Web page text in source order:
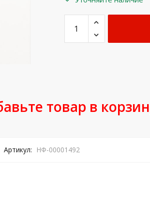
товар в
Артикул: НФ-00001492